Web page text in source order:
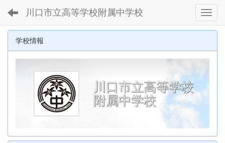
川口市立高等学校附属中学校
学校情報
川口市立高等学校
附属中学校